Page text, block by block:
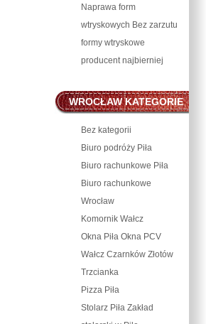
Naprawa form
wtryskowych Bez zarzutu
formy wtryskowe
producent najbierniej
WROCŁAW KATEGORIE
Bez kategorii
Biuro podróży Piła
Biuro rachunkowe Piła
Biuro rachunkowe
Wrocław
Komornik Wałcz
Okna Piła Okna PCV
Wałcz Czarnków Złotów
Trzcianka
Pizza Piła
Stolarz Piła Zakład